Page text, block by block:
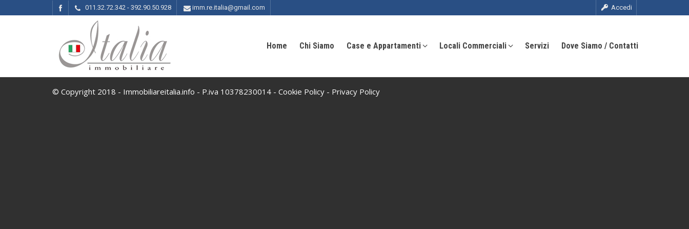
011.32.72.342 - 392.90.50.928 imm.re.italia@gmail.com Accedi
Home Chi Siamo Case e Appartamenti Locali Commerciali Servizi Dove Siamo / Contatti
© Copyright 2018 - Immobiliareitalia.info - P.iva 10378230014 - Cookie Policy - Privacy Policy